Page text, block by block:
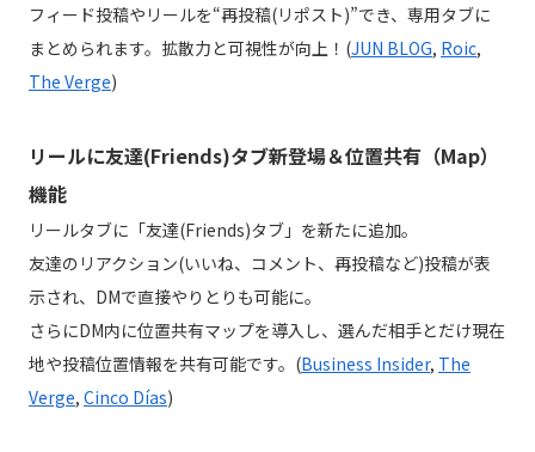
フィード投稿やリールを“再投稿(リポスト)”でき、専用タブに
まとめられます。拡散力と可視性が向上！(JUN BLOG, Roic,
The Verge)
リールに友達(Friends)タブ新登場＆位置共有（Map）
機能
リールタブに「友達(Friends)タブ」を新たに追加。
友達のリアクション(いいね、コメント、再投稿など)投稿が表
示され、DMで直接やりとりも可能に。
さらにDM内に位置共有マップを導入し、選んだ相手とだけ現在
地や投稿位置情報を共有可能です。(Business Insider, The
Verge, Cinco Días)